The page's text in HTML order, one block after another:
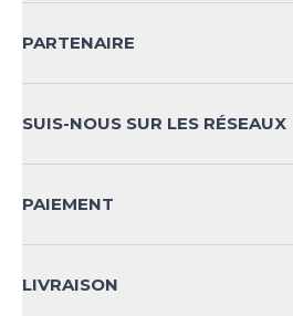
CONTACT
SÉCURITÉ DES PRODUITS
PARTENAIRE
SUIS-NOUS SUR LES RÉSEAUX
PAIEMENT
LIVRAISON